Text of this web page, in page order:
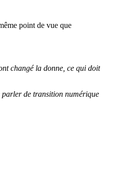
point de vue que
changé la donne, ce qui doit
parler de transition numérique